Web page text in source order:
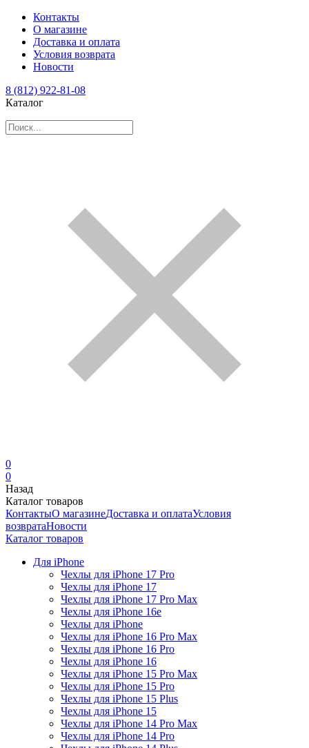
Контакты
О магазине
Доставка и оплата
Условия возврата
Новости
8 (812) 922-81-08
Каталог
0
0
Назад
Каталог товаров
КонтактыО магазинеДоставка и оплатаУсловия
возвратаНовости
Каталог товаров
Для iPhone
Чехлы для iPhone 17 Pro
Чехлы для iPhone 17
Чехлы для iPhone 17 Pro Max
Чехлы для iPhone 16e
Чехлы для iPhone
Чехлы для iPhone 16 Pro Max
Чехлы для iPhone 16 Pro
Чехлы для iPhone 16
Чехлы для iPhone 15 Pro Max
Чехлы для iPhone 15 Pro
Чехлы для iPhone 15 Plus
Чехлы для iPhone 15
Чехлы для iPhone 14 Pro Max
Чехлы для iPhone 14 Pro